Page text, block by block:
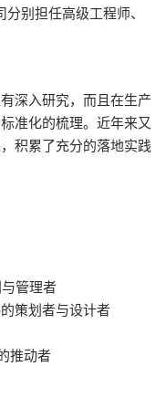
别担任高级工程师、
深入研究，而且在生产
准化的梳理。近年来又
积累了充分的落地实践
管理者
策划者与设计者
推动者